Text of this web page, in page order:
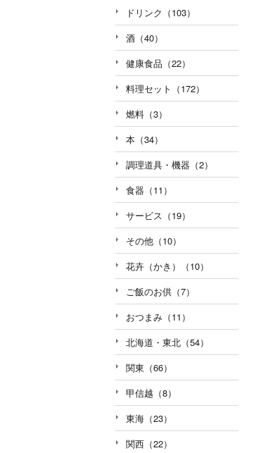
ドリンク（103）
酒（40）
健康食品（22）
料理セット（172）
燃料（3）
本（34）
調理道具・機器（2）
食器（11）
サービス（19）
その他（10）
花卉（かき）（10）
ご飯のお供（7）
おつまみ（11）
北海道・東北（54）
関東（66）
甲信越（8）
東海（23）
関西（22）